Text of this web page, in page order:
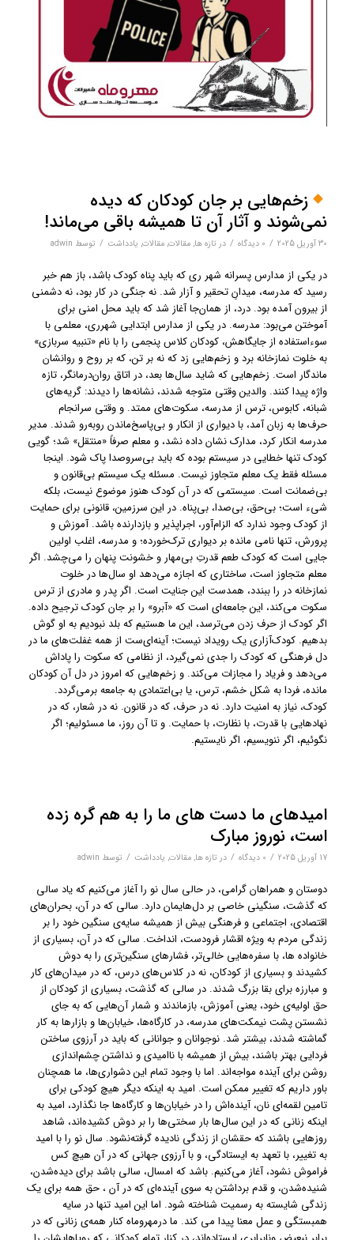
زخم‌هایی بر جان کودکان که دیده
نمی‌شوند و آثار آن تا همیشه باقی می‌ماند!
30 آوریل 2025 / 0 دیدگاه‌ / در تازه ها, مقالات, مقالات, یادداشت / توسط adwin
در یکی از مدارس پسرانه شهر ری که باید پناه کودک باشد، باز هم خبر
رسید که مدرسه، میدانِ تحقیر و آزار شد. نه جنگی در کار بود، نه دشمنی
از بیرون آمده بود. درد، از همان‌جا آغاز شد که باید محل امنی برای
آموختن می‌بود: مدرسه. در یکی از مدارس ابتدایی شهرری، معلمی با
سوءاستفاده از جایگاهش، کودکان کلاس پنجمی را با نام «تنبیه سربازی»
به خلوت نمازخانه برد و زخم‌هایی زد که نه بر تن، که بر روح و روانشان
ماندگار است. زخم‌هایی که شاید سال‌ها بعد، در اتاق روان‌درمانگر، تازه
واژه پیدا کنند. والدین وقتی متوجه شدند، نشانه‌ها را دیدند: گریه‌های
شبانه، کابوس، ترس از مدرسه، سکوت‌های ممتد. و وقتی سرانجام
حرف‌ها به زبان آمد، با دیواری از انکار و بی‌پاسخ‌ماندن روبه‌رو شدند. مدیر
مدرسه انکار کرد، مدارک نشان داده نشد، و معلم صرفاً «منتقل» شد؛ گویی
کودک تنها خطایی در سیستم بوده که باید بی‌سروصدا پاک شود. اینجا
مسئله فقط یک معلم متجاوز نیست. مسئله یک سیستم بی‌قانون و
بی‌ضمانت است. سیستمی که در آن کودک هنوز موضوع نیست، بلکه
شیء است؛ بی‌حق، بی‌صدا، بی‌پناه. در این سرزمین، قانونی برای حمایت
از کودک وجود ندارد که الزام‌آور، اجراپذیر و بازدارنده باشد. آموزش و
پرورش، تنها نامی مانده بر دیواری ترک‌خورده؛ و مدرسه، اغلب اولین
جایی است که کودک طعم قدرتِ بی‌مهار و خشونت پنهان را می‌چشد. اگر
معلم متجاوز است، ساختاری که اجازه می‌دهد او سال‌ها در خلوت
نمازخانه در را ببندد، همدست این جنایت است. اگر پدر و مادری از ترس
سکوت می‌کند، این جامعه‌ای است که «آبرو» را بر جان کودک ترجیح داده.
اگر کودک از حرف زدن می‌ترسد، این ما هستیم که بلد نبودیم به او گوش
بدهیم. کودک‌آزاری یک رویداد نیست؛ آینه‌ای‌ست از همه‌ غفلت‌های ما در
دل فرهنگی که کودک را جدی نمی‌گیرد، از نظامی که سکوت را پاداش
می‌دهد و فریاد را مجازات می‌کند. و زخم‌هایی که امروز در دل آن کودکان
مانده، فردا به شکل خشم، ترس، یا بی‌اعتمادی به جامعه برمی‌گردد.
کودک، نیاز به امنیت دارد. نه در حرف، که در قانون. نه در شعار، که در
نهادهایی با قدرت، با نظارت، با حمایت. و تا آن روز، ما مسئولیم؛ اگر
نگوئیم، اگر ننویسیم، اگر نایستیم.
امیدهای ما دست های ما را به هم گره زده
است، نوروز مبارک
17 آوریل 2025 / 0 دیدگاه‌ / در تازه ها, مقالات, یادداشت / توسط adwin
دوستان و همراهان گرامی، در حالی سال نو را آغاز می‌کنیم که یاد سالی
که گذشت، سنگینی خاصی بر دل‌هایمان دارد. سالی که در آن، بحران‌های
اقتصادی، اجتماعی و فرهنگی بیش از همیشه سایه‌ی سنگین خود را بر
زندگی مردم به ویژه اقشار فرودست، انداخت. سالی که در آن، بسیاری از
خانواده ها، با سفره‌هایی خالی‌تر، فشارهای سنگین‌تری را به دوش
کشیدند و بسیاری از کودکان، نه در کلاس‌های درس، که در میدان‌های کار
و مبارزه برای بقا بزرگ شدند. در سالی که گذشت، بسیاری از کودکان از
حق اولیه‌ی خود، یعنی آموزش، بازماندند و شمار آن‌هایی که به جای
نشستن پشت نیمکت‌های مدرسه، در کارگاه‌ها، خیابان‌ها و بازارها به کار
گماشته شدند، بیشتر شد. نوجوانان و جوانانی که باید در آرزوی ساختن
فردایی بهتر باشند، بیش از همیشه با ناامیدی و نداشتن چشم‌اندازی
روشن برای آینده مواجه‌اند. اما با وجود تمام این دشواری‌ها، ما همچنان
باور داریم که تغییر ممکن است. امید به اینکه دیگر هیچ کودکی برای
تامین لقمه‌ای نان، آینده‌اش را در خیابان‌ها و کارگاه‌ها جا نگذارد، امید به
اینکه زنانی که در این سال‌ها بار سختی‌ها را بر دوش کشیده‌اند، شاهد
روزهایی باشند که حقشان از زندگی نادیده گرفته‌نشود. سال نو را با امید
به تغییر، با تعهد به ایستادگی، و با آرزوی جهانی که در آن هیچ کس
فراموش نشود، آغاز می‌کنیم. باشد که امسال، سالی باشد برای دیده‌شدن،
شنیده‌شدن، و قدم برداشتن به سوی آینده‌ای که در آن ، حق همه برای یک
زندگی شایسته به رسمیت شناخته شود. اما این امید تنها در سایه
همبستگی و عمل معنا پیدا می کند. ما درمهروماه کنار همه‌ی زنانی که در